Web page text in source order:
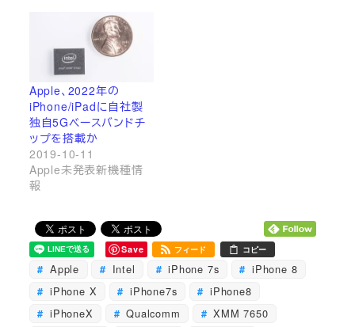
Apple、2022年の
iPhone/iPadに自社製
独自5Gベースバンドチ
ップを搭載か
2019-10-11
Apple未発表新機種情
報
Save フィード コピー
Apple Intel iPhone 7s
iPhone 8
iPhone X
iPhone7s
iPhone8
iPhoneX
Qualcomm
XMM 7650